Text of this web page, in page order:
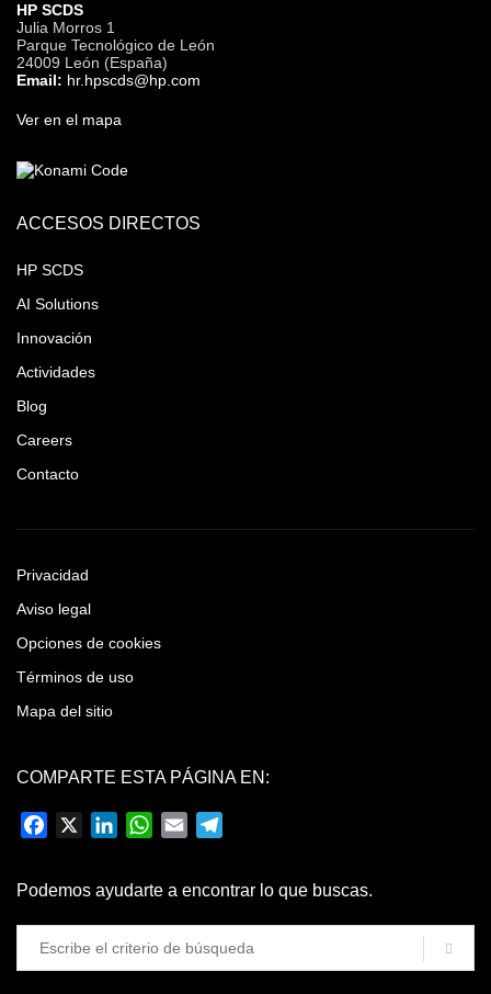
HP SCDS
Julia Morros 1
Parque Tecnológico de León
24009 León (España)
Email: hr.hpscds@hp.com
Ver en el mapa
ACCESOS DIRECTOS
HP SCDS
AI Solutions
Innovación
Actividades
Blog
Careers
Contacto
Privacidad
Aviso legal
Opciones de cookies
Términos de uso
Mapa del sitio
COMPARTE ESTA PÁGINA EN:
Facebook LinkedInWhatsApp
Email
Podemos ayudarte a encontrar lo que buscas.